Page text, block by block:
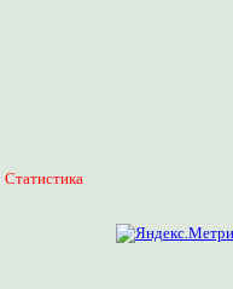
Статистика